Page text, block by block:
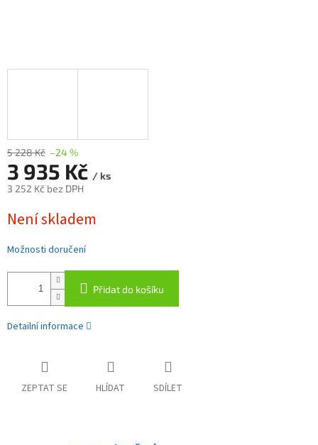
5 228 Kč –24 %
3 935 Kč / ks
3 252 Kč bez DPH
cena:
Není skladem
Možnosti doručení
Přidat do košíku
Detailní informace
ZEPTAT SE HLÍDAT SDÍLET